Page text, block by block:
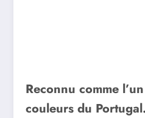
Reconnu comme
couleurs du Portugal.